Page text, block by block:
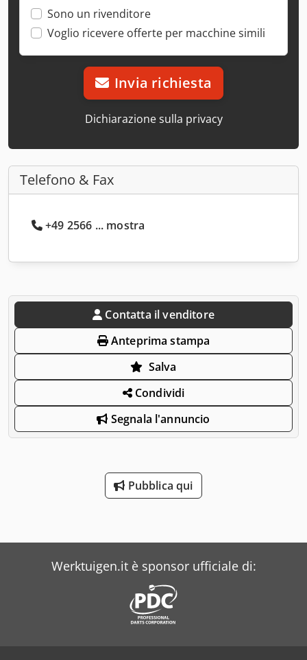
Sono un rivenditore
Voglio ricevere offerte per macchine simili
Invia richiesta
Dichiarazione sulla privacy
Telefono & Fax
+49 2566 ... mostra
Contatta il venditore
Anteprima stampa
Salva
Condividi
Segnala l'annuncio
Pubblica qui
Werktuigen.it è sponsor ufficiale di: